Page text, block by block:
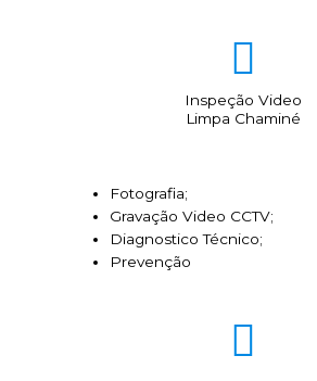
Inspeção Video
Limpa Chaminé
Fotografia;
Gravação Video CCTV;
Diagnostico Técnico;
Prevenção